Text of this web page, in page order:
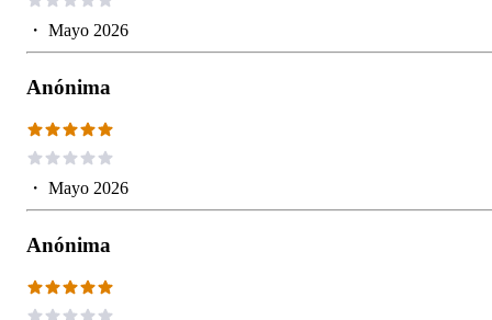
・ Mayo 2026
Anónima
・ Mayo 2026
Anónima